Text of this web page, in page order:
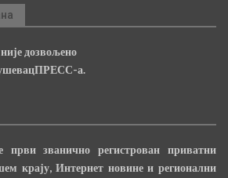
дозвољено
а.
званично регистрован приватни
крају, Интернет новине и регионални